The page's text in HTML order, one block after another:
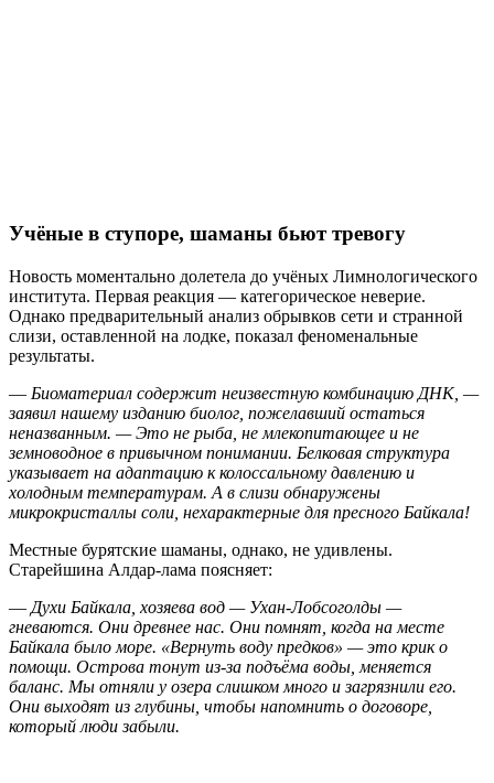
Учёные в ступоре, шаманы бьют тревогу
Новость моментально долетела до учёных Лимнологического
института. Первая реакция — категорическое неверие.
Однако предварительный анализ обрывков сети и странной
слизи, оставленной на лодке, показал феноменальные
результаты.
— Биоматериал содержит неизвестную комбинацию ДНК, —
заявил нашему изданию биолог, пожелавший остаться
неназванным. — Это не рыба, не млекопитающее и не
земноводное в привычном понимании. Белковая структура
указывает на адаптацию к колоссальному давлению и
холодным температурам. А в слизи обнаружены
микрокристаллы соли, нехарактерные для пресного Байкала!
Местные бурятские шаманы, однако, не удивлены.
Старейшина Алдар-лама поясняет:
— Духи Байкала, хозяева вод — Ухан-Лобсоголды —
гневаются. Они древнее нас. Они помнят, когда на месте
Байкала было море. «Вернуть воду предков» — это крик о
помощи. Острова тонут из-за подъёма воды, меняется
баланс. Мы отняли у озера слишком много и загрязнили его.
Они выходят из глубины, чтобы напомнить о договоре,
который люди забыли.